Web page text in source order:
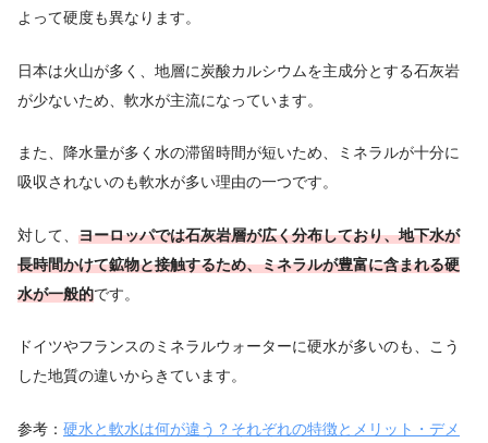
よって硬度も異なります。
日本は火山が多く、地層に炭酸カルシウムを主成分とする石灰岩
が少ないため、軟水が主流になっています。
また、降水量が多く水の滞留時間が短いため、ミネラルが十分に
吸収されないのも軟水が多い理由の一つです。
対して、 ヨーロッパでは石灰岩層が広く分布しており、地下水が
長時間かけて鉱物と接触するため、ミネラルが豊富に含まれる硬
水が一般的です。
ドイツやフランスのミネラルウォーターに硬水が多いのも、こう
した地質の違いからきています。
参考： 硬水と軟水は何が違う？それぞれの特徴とメリット・デメ